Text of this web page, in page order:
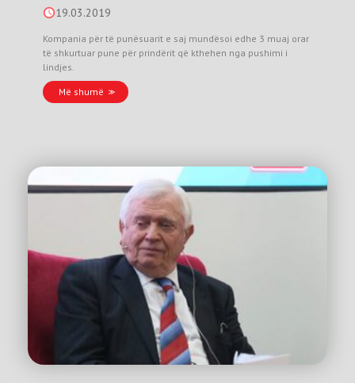
19.03.2019
Kompania për të punësuarit e saj mundësoi edhe 3 muaj orar
të shkurtuar pune për prindërit që kthehen nga pushimi i
lindjes.
Më shumë